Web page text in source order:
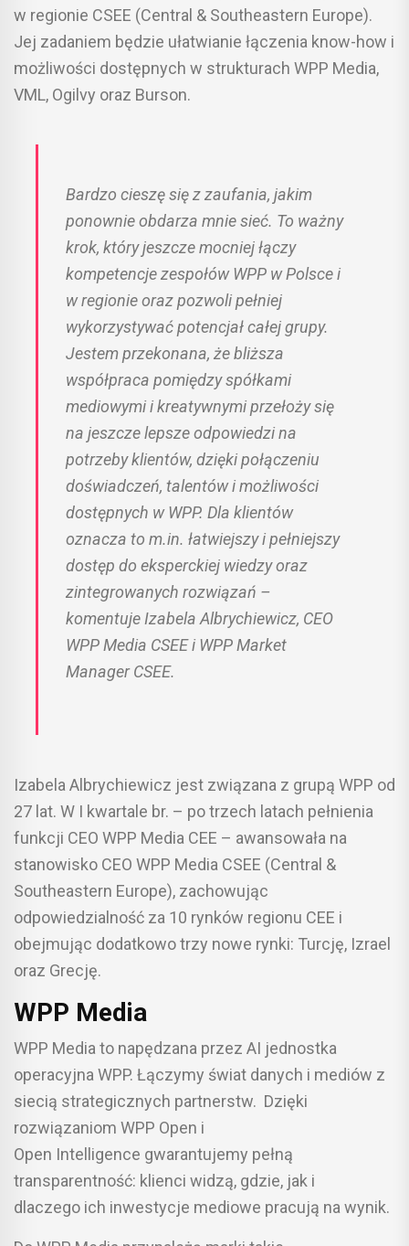
w regionie CSEE (Central & Southeastern Europe).
Jej zadaniem będzie ułatwianie łączenia know-how i
możliwości dostępnych w strukturach WPP Media,
VML, Ogilvy oraz Burson.
Bardzo cieszę się z zaufania, jakim
ponownie obdarza mnie sieć. To ważny
krok, który jeszcze mocniej łączy
kompetencje zespołów WPP w Polsce i
w regionie oraz pozwoli pełniej
wykorzystywać potencjał całej grupy.
Jestem przekonana, że bliższa
współpraca pomiędzy spółkami
mediowymi i kreatywnymi przełoży się
na jeszcze lepsze odpowiedzi na
potrzeby klientów, dzięki połączeniu
doświadczeń, talentów i możliwości
dostępnych w WPP. Dla klientów
oznacza to m.in. łatwiejszy i pełniejszy
dostęp do eksperckiej wiedzy oraz
zintegrowanych rozwiązań –
komentuje Izabela Albrychiewicz, CEO
WPP Media CSEE i WPP Market
Manager CSEE.
Izabela Albrychiewicz jest związana z grupą WPP od
27 lat. W I kwartale br. – po trzech latach pełnienia
funkcji CEO WPP Media CEE – awansowała na
stanowisko CEO WPP Media CSEE (Central &
Southeastern Europe), zachowując
odpowiedzialność za 10 rynków regionu CEE i
obejmując dodatkowo trzy nowe rynki: Turcję, Izrael
oraz Grecję.
WPP Media
WPP Media to napędzana przez AI jednostka
operacyjna WPP. Łączymy świat danych i mediów z
siecią strategicznych partnerstw. Dzięki
rozwiązaniom WPP Open i
Open Intelligence gwarantujemy pełną
transparentność: klienci widzą, gdzie, jak i
dlaczego ich inwestycje mediowe pracują na wynik.